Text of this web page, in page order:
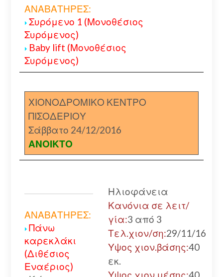
ΑΝΑΒΑΤΗΡΕΣ:
Συρόμενο 1 (Μονοθέσιος
Συρόμενος)
Baby lift (Μονοθέσιος
Συρόμενος)
ΧΙΟΝΟΔΡΟΜΙΚΟ ΚΕΝΤΡΟ
ΠΙΣΟΔΕΡΙΟΥ
Σάββατο 24/12/2016
ΑΝΟΙΚΤΟ
ΑΝΑΒΑΤΗΡΕΣ:
Πάνω
καρεκλάκι
(Διθέσιος
Εναέριος)
Ηλιοφάνεια
Κανόνια σε λειτ/
γία:3 από 3
Τελ.χιον/ση:29/11/16
Υψος χιον.βάσης:40
εκ.